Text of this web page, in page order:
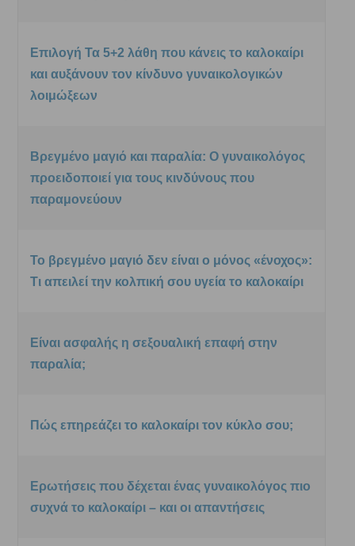
Επιλογή Τα 5+2 λάθη που κάνεις το καλοκαίρι
και αυξάνουν τον κίνδυνο γυναικολογικών
λοιμώξεων
Βρεγμένο μαγιό και παραλία: Ο γυναικολόγος
προειδοποιεί για τους κινδύνους που
παραμονεύουν
Το βρεγμένο μαγιό δεν είναι ο μόνος «ένοχος»:
Τι απειλεί την κολπική σου υγεία το καλοκαίρι
Είναι ασφαλής η σεξουαλική επαφή στην
παραλία;
Πώς επηρεάζει το καλοκαίρι τον κύκλο σου;
Ερωτήσεις που δέχεται ένας γυναικολόγος πιο
συχνά το καλοκαίρι – και οι απαντήσεις